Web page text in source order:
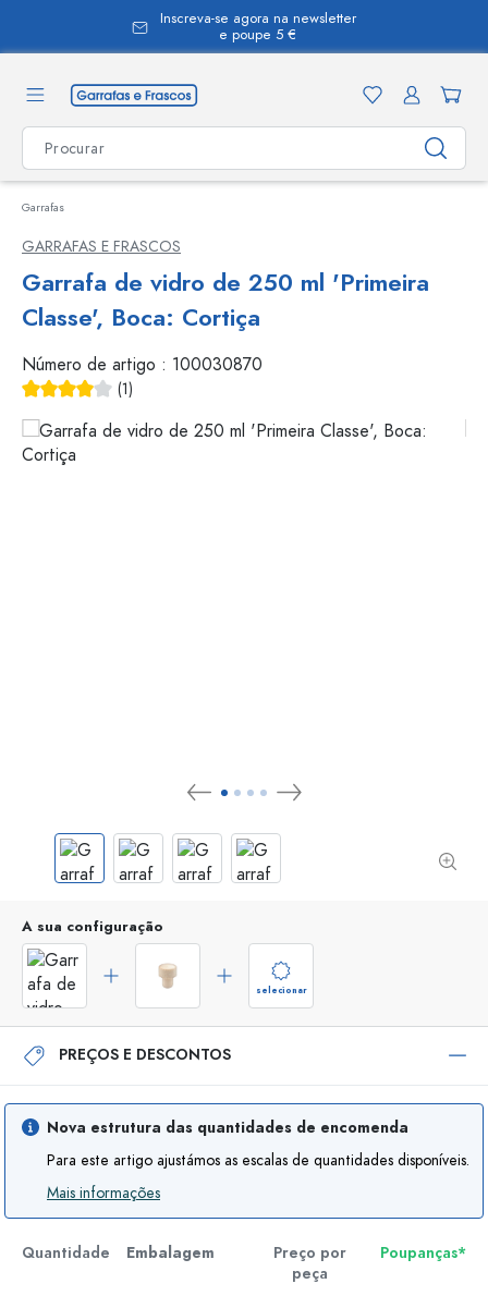
Inscreva-se agora na newsletter
e poupe 5 €
Garrafas
GARRAFAS E FRASCOS
Garrafa de vidro de 250 ml 'Primeira
Classe', Boca: Cortiça
Número de artigo : 100030870
(1)
A sua configuração
selecionar
PREÇOS E DESCONTOS
Nova estrutura das quantidades de encomenda
Para este artigo ajustámos as escalas de quantidades disponíveis.
Mais informações
Quantidade Embalagem
Preço por
peça
Poupanças*